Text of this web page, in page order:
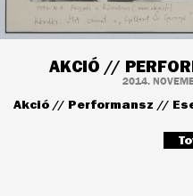
AKCIÓ //
2014.
Akció // Performansz //